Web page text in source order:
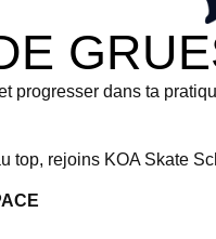
progresser dans ta
top, rejoins KOA Skate